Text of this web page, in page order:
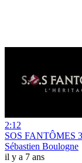
2:12
SOS FANTÔMES
Sébastien Boulogne
il y a 7 ans